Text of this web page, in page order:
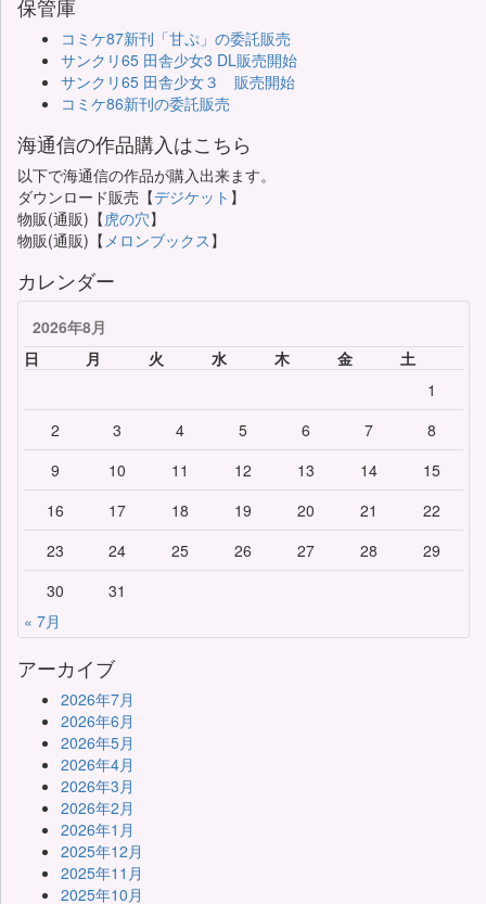
保管庫
コミケ87新刊「甘ぷ」の委託販売
サンクリ65 田舎少女3 DL販売開始
サンクリ65 田舎少女３ 販売開始
コミケ86新刊の委託販売
海通信の作品購入はこちら
以下で海通信の作品が購入出来ます。
ダウンロード販売【デジケット 】
物販(通販)【 虎の穴】
物販(通販)【 メロンブックス 】
カレンダー
2026年8月
日
月 火 水 木 金
土
1
2
3 4 5 6 7
8
9
10 11 12 13 14
15
16
17 18 19 20 21
22
23
24 25 26 27 28
29
30
31
« 7月
アーカイブ
2026年7月
2026年6月
2026年5月
2026年4月
2026年3月
2026年2月
2026年1月
2025年12月
2025年11月
2025年10月